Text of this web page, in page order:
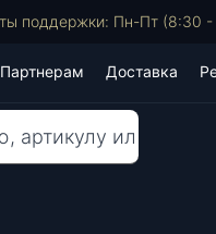
поддержки: Пн-Пт (8:30 -
Партнерам Доставка